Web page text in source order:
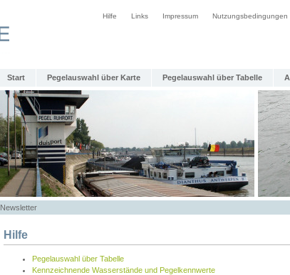
Hilfe Links Impressum Nutzungsbedingungen
Start Pegelauswahl über Karte Pegelauswahl über Tabelle
Newsletter
Hilfe
Pegelauswahl über Tabelle
Kennzeichnende Wasserstände und Pegelkennwerte